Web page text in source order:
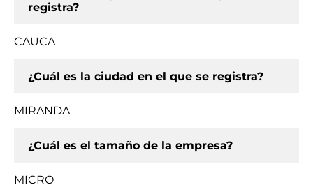
registra?
CAUCA
¿Cuál es la ciudad en el que se registra?
MIRANDA
¿Cuál es el tamaño de la empresa?
MICRO